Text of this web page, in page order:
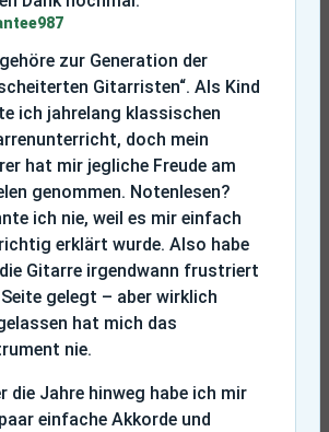
gehöre zur Generation der
Gitarristen“. Als Kind
ich jahrelang klassischen
doch mein
hat mir jegliche Freude am
genommen. Notenlesen?
ich nie, weil es mir einfach
erklärt wurde. Also habe
Gitarre irgendwann frustriert
gelegt – aber wirklich
hat mich das
nie.
die Jahre hinweg habe ich mir
einfache Akkorde und